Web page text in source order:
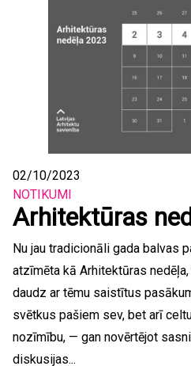
02/10/2023
NOTIKUMI
Arhitektūras
Nu jau tradicionāli gada balvas
atzīmēta kā Arhitektūras
daudz ar tēmu saistītus
svētkus pašiem sev, bet arī
nozīmību, — gan novērtējot
diskusijas...